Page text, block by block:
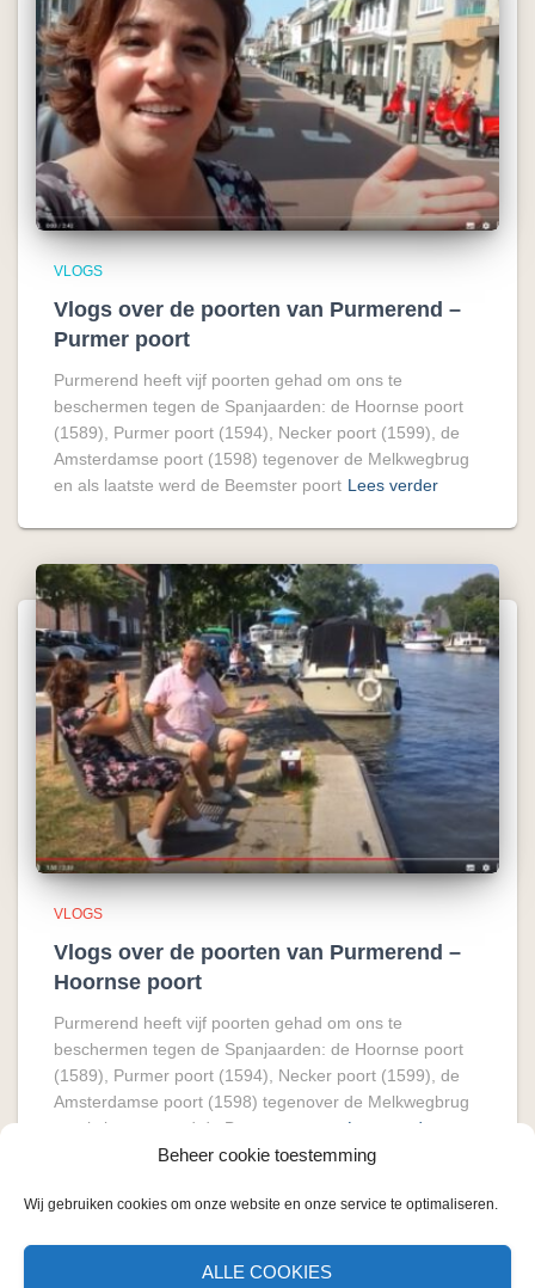
Beheer cookie toestemming
Wij gebruiken cookies om onze website en onze service te optimaliseren.
ALLE COOKIES
VLOGS
Vlogs over de poorten van Purmerend –
Purmer poort
Purmerend heeft vijf poorten gehad om ons te
beschermen tegen de Spanjaarden: de Hoornse poort
(1589), Purmer poort (1594), Necker poort (1599), de
Amsterdamse poort (1598) tegenover de Melkwegbrug
en als laatste werd de Beemster poort Lees verder
VLOGS
Vlogs over de poorten van Purmerend –
Hoornse poort
Purmerend heeft vijf poorten gehad om ons te
beschermen tegen de Spanjaarden: de Hoornse poort
(1589), Purmer poort (1594), Necker poort (1599), de
Amsterdamse poort (1598) tegenover de Melkwegbrug
en als laatste werd de Beemster poort
Lees verder
COOKIE BELEID